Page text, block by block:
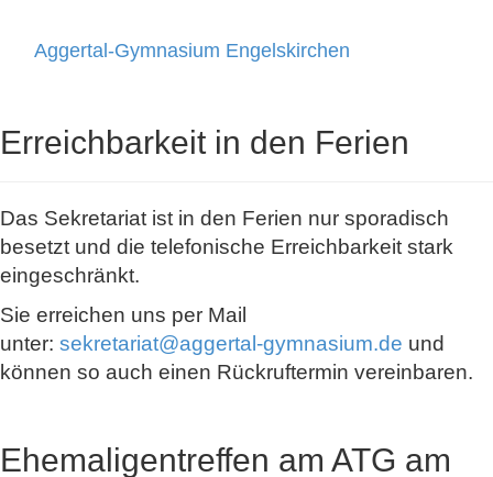
Aggertal-Gymnasium Engelskirchen
Erreichbarkeit in den Ferien
Das Sekretariat ist in den Ferien nur sporadisch
besetzt und die telefonische Erreichbarkeit stark
eingeschränkt.
Sie erreichen uns per Mail
unter: sekretariat@aggertal-gymnasium.de und
können so auch einen Rückruftermin vereinbaren.
Ehemaligentreffen am ATG am